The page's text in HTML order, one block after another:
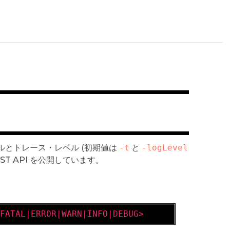
トレース・レベル (初期値は -t と -logLevel
API を公開しています。